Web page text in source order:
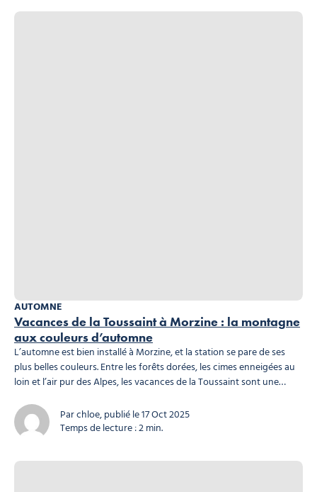
Vacances de la Toussaint à Morzine : la montagne
aux couleurs d’automne
AUTOMNE
L’automne est bien installé à Morzine, et la station se pare de ses
plus belles couleurs. Entre les forêts dorées, les cimes enneigées au
loin et l’air pur des Alpes, les vacances de la Toussaint sont une
vivre l’automne à Morzine, entre lacs, forêts et panoramas alpins,...
Par chloe, publié le 17 Oct 2025
Temps de lecture : 2 min.